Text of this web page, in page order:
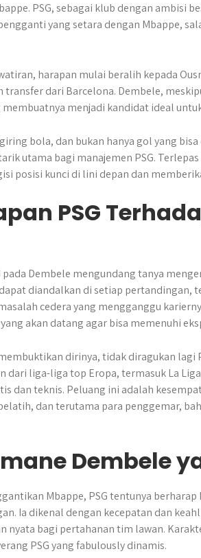
PSG, sebagai klub dengan ambisi
yang setara dengan Mbappe,
harapan mulai beralih kepada
transfer dari Barcelona. Dembele,
menjadi kandidat ideal
bola, dan bukan hanya gol yang
utama bagi manajemen PSG.
posisi kunci di lini depan dan
PSG
Dembele mengundang tanya
diandalkan di setiap pertandingan,
cedera yang mengganggu
akan datang agar bisa memenuhi
dirinya, tidak diragukan lagi
liga-liga top Eropa, termasuk La
dan teknis. Peluang ini adalah
dan terutama para penggemar,
Dembele
Mbappe, PSG tentunya
Ia dikenal dengan kecepatan dan
nyata bagi pertahanan tim lawan.
PSG yang fabulously dinamis.